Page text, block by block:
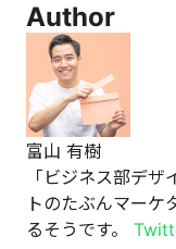
Author
富山 有樹
「ビジネス部デ
トのたぶんマーケ
るそうです。